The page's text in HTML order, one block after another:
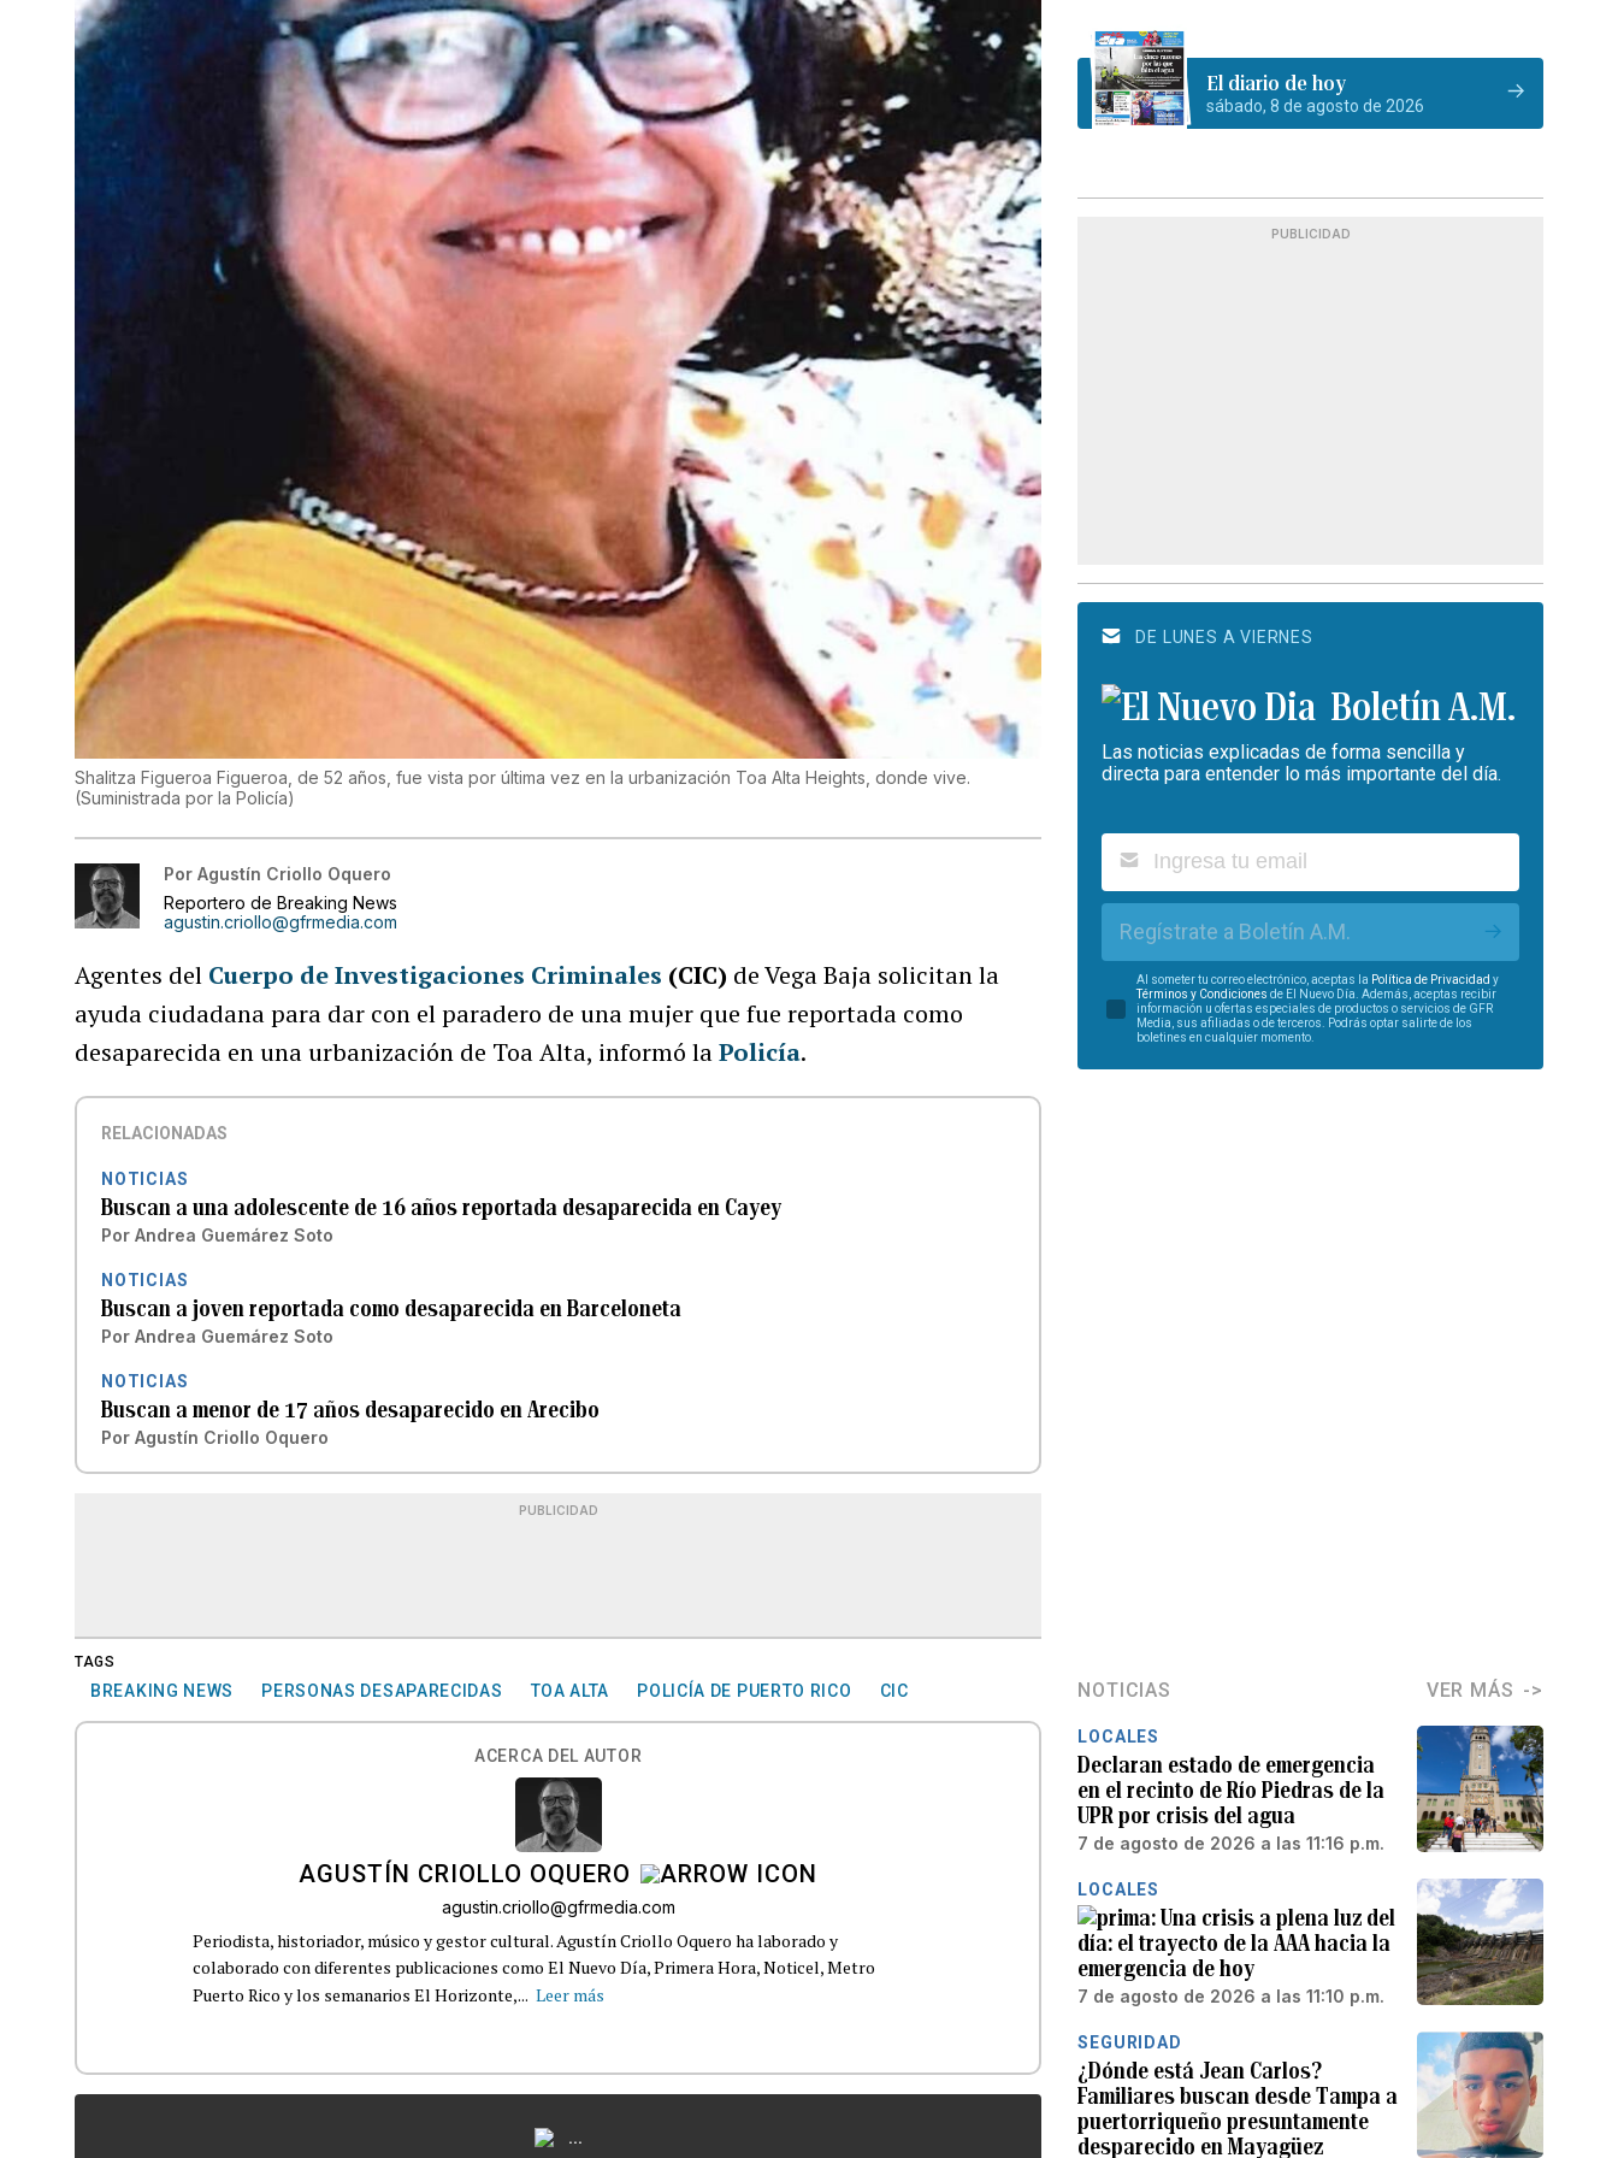
Shalitza Figueroa Figueroa, de 52 años, fue vista por última vez en la urbanización Toa Alta Heights, donde vive.
(Suministrada por la Policía)
Por Agustín Criollo Oquero
Reportero de Breaking News
agustin.criollo@gfrmedia.com
Agentes del Cuerpo de Investigaciones Criminales (CIC) de Vega Baja solicitan la
ayuda ciudadana para dar con el paradero de una mujer que fue reportada como
desaparecida en una urbanización de Toa Alta, informó laPolicía.
RELACIONADAS
NOTICIAS
Buscan a una adolescente de 16 años reportada desaparecida en Cayey
Por Andrea Guemárez Soto
NOTICIAS
Buscan a joven reportada como desaparecida en Barceloneta
Por Andrea Guemárez Soto
NOTICIAS
Buscan a menor de 17 años desaparecido en Arecibo
Por Agustín Criollo Oquero
PUBLICIDAD
TAGS
BREAKING NEWS PERSONAS DESAPARECIDAS TOA ALTA POLICÍA DE PUERTO RICO CIC
ACERCA DEL AUTOR
AGUSTÍN CRIOLLO OQUERO
agustin.criollo@gfrmedia.com
Periodista, historiador, músico y gestor cultural. Agustín Criollo Oquero ha laborado y
colaborado con diferentes publicaciones como El Nuevo Día, Primera Hora, Noticel, Metro
Puerto Rico y los semanarios El Horizonte,... Leer más
...
El diario de hoy
sábado, 8 de agosto de 2026
PUBLICIDAD
DE LUNES A VIERNES
Boletín A.M.
Las noticias explicadas de forma sencilla y
directa para entender lo más importante del día.
Regístrate a Boletín A.M.
Al someter tu correo electrónico, aceptas la Política de Privacidad y
Términos y Condiciones de El Nuevo Día. Además, aceptas recibir
información u ofertas especiales de productos o servicios de GFR
Media, sus afiliadas o de terceros. Podrás optar salirte de los
boletines en cualquier momento.
NOTICIAS VER MÁS
LOCALES
Declaran estado de emergencia
en el recinto de Río Piedras de la
UPR por crisis del agua
7 de agosto de 2026 a las 11:16 p.m.
LOCALES
Una crisis a plena luz del
día: el trayecto de la AAA hacia la
emergencia de hoy
7 de agosto de 2026 a las 11:10 p.m.
SEGURIDAD
¿Dónde está Jean Carlos?
Familiares buscan desde Tampa a
puertorriqueño presuntamente
desparecido en Mayagüez